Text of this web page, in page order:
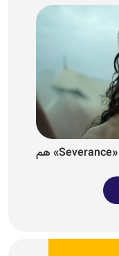
چهار سریال Apple TV که حتی از «Severance» هم